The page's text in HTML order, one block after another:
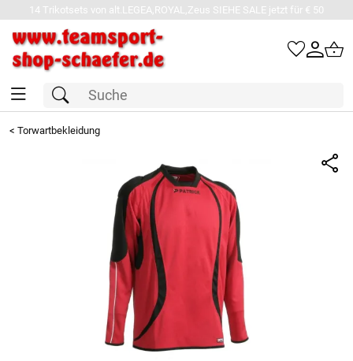
14 Trikotsets von alt.LEGEA,ROYAL,Zeus SIEHE SALE jetzt für € 50
< Torwartbekleidung